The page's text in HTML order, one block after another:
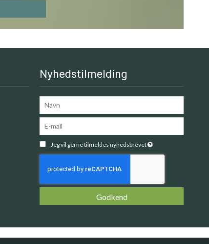
Nyhedstilmelding
Jeg vil gerne tilmeldes nyhedsbrevet
Godkend